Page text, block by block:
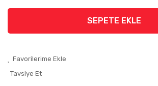
SEPETE EKLE
Tavsiye Et